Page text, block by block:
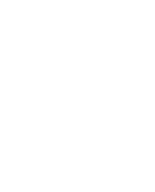
את הזווית שלו
כאן באיכות
זה פתחי
והוא נפתח חשמלית, כמובן.